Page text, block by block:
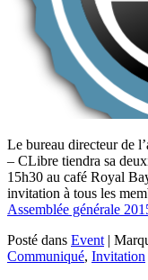
Le bureau directeur de
– CLibre tiendra sa
15h30 au café Royal
invitation à tous les
Assemblée générale
Posté dans Event |
Communiqué, Invitation